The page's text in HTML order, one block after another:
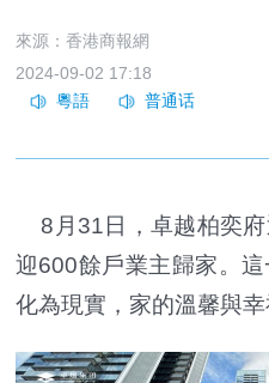
來源：香港商報網
2024-09-02 17:18
8月31日，卓越柏奕府
迎600餘戶業主歸家。
化為現實，家的溫馨與幸